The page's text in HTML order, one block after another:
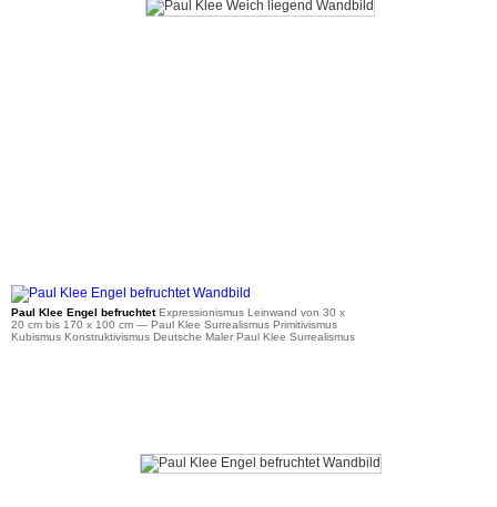
Paul Klee Engel befruchtetExpressionismus Leinwand von 30 x
20 cm bis 170 x 100 cm — Paul Klee Surrealismus Primitivismus
Kubismus Konstruktivismus Deutsche Maler Paul Klee Surrealismus